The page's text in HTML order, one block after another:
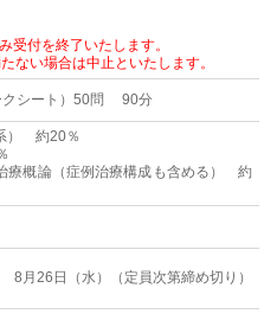
付を終了いたします。
ない場合は中止といたします。
クシート）50問 90分
） 約20％
療概論（症例治療構成も含める） 約
月26日（水）（定員次第締め切り）